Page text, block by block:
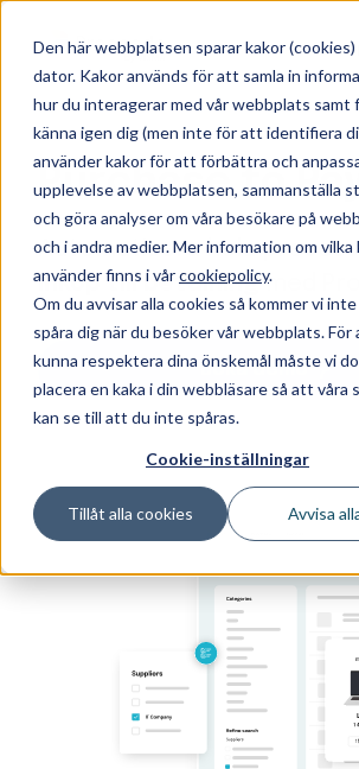
Den här webbplatsen sparar kakor (cookies)
dator. Kakor används för att samla in
hur du interagerar med vår webbplats samt
känna igen dig (men inte för att identifiera
använder kakor för att förbättra och
upplevelse av webbplatsen, sammanställa
och göra analyser om våra besökare på
och i andra medier. Mer information om vilka
använder finns i vårcookiepolicy.
Om du avvisar alla cookies så kommer vi
spåra dig när du besöker vår webbplats. För
kunna respektera dina önskemål måste vi
placera en kaka i din webbläsare så att våra
kan se till att du inte spåras.
Cookie-inställningar
Tillåt alla cookies Avvisa
Purchase to
Automatisera hela
inköp till betalningmed
Boka demo